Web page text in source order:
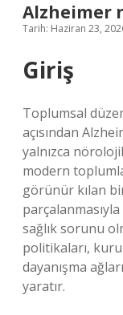
Alzheimer
Tarih: Haziran 23,
Giriş
Toplumsal
açısından
yalnızca
modern
görünür kılan
sağlık sorunu
politikaları,
dayanışma
yaratır.